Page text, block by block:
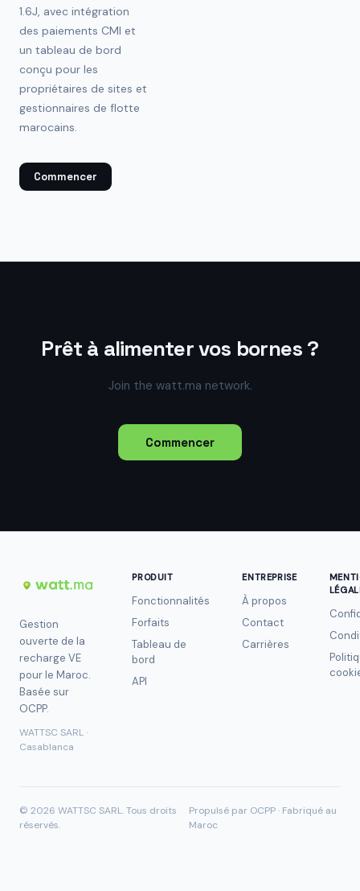
1.6J, avec intégration
des paiements CMI et
un tableau de bord
conçu pour les
propriétaires de sites et
gestionnaires de flotte
marocains.
Commencer
Prêt à alimenter vos bornes ?
Join the watt.ma network.
Commencer
Gestion
ouverte de la
recharge VE
pour le Maroc.
Basée sur
OCPP.
WATTSC SARL ·
Casablanca
PRODUIT
Fonctionnalités
Forfaits
Tableau de
bord
API
ENTREPRISE
À propos
Contact
Carrières
© 2026 WATTSC SARL.Tous droits
réservés.
Propulsé par OCPP · Fabriqué au
Maroc